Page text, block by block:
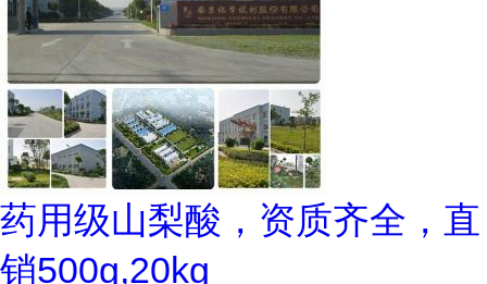
药用级山梨酸，资质齐全，直
销500g,20kg